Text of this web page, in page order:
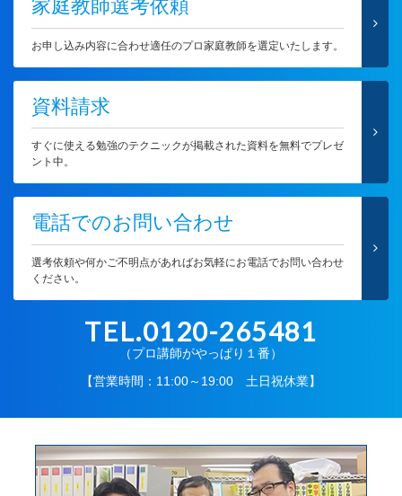
家庭教師選考依頼
お申し込み内容に合わせ適任のプロ家庭教師を選定いたします。
資料請求
すぐに使える勉強のテクニックが掲載された資料を無料でプレゼ
ント中。
電話でのお問い合わせ
選考依頼や何かご不明点があればお気軽にお電話でお問い合わせ
ください。
TEL.0120-265481
（プロ講師がやっぱり１番）
【営業時間：11:00～19:00 土日祝休業】